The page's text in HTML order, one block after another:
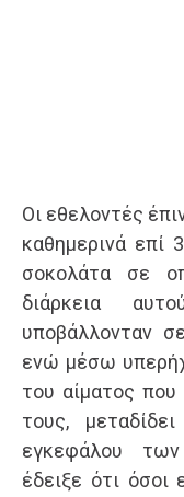
Οι εθελοντές
καθημερινά επί
σοκολάτα σε
διάρκεια
υποβάλλονταν
ενώ μέσω
του αίματος
τους,
εγκεφάλου
έδειξε ότι όσοι